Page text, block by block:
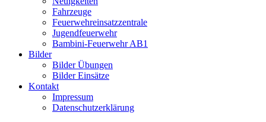
Fahrzeuge
Feuerwehreinsatzzentrale
Jugendfeuerwehr
Bambini-Feuerwehr AB1
Bilder
Bilder Übungen
Bilder Einsätze
Kontakt
Impressum
Datenschutzerklärung